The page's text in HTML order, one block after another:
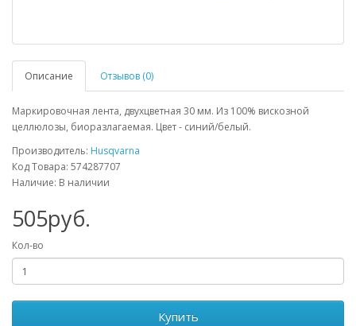
Описание Отзывов (0)
Маркировочная лента, двухцветная 30 мм. Из 100% вискозной
целлюлозы, биоразлагаемая. Цвет - синий/белый.
Производитель: Husqvarna
Код Товара: 574287707
Наличие: В наличии
505руб.
Кол-во
Купить